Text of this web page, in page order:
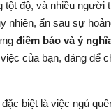
tột độ, và nhiều người
nhiên, ẩn sau sự
điềm báo và ý
của bạn, đáng để
biệt là việc ngủ